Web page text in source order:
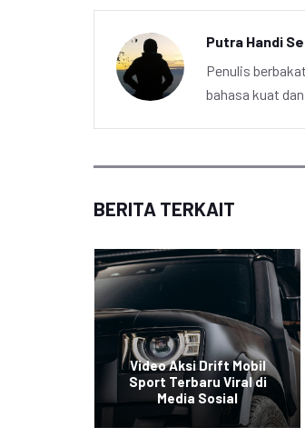
Putra Handi
Penulis
bahasa kuat
BERITA TERKAIT
Video Aksi Drift Mobil
Sport Terbaru Viral di
Media Sosial